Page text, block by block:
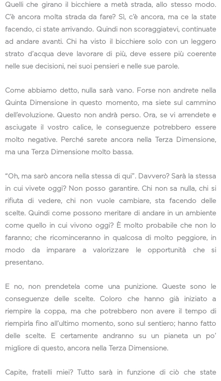
Quelli che girano il bicchiere a metà strada, allo stesso modo.
C’è ancora molta strada da fare? Sì, c’è ancora, ma ce la state
facendo, ci state arrivando. Quindi non scoraggiatevi, continuate
ad andare avanti. Chi ha visto il bicchiere solo con un leggero
strato d’acqua deve lavorare di più, deve essere più coerente
nelle sue decisioni, nei suoi pensieri e nelle sue parole.
Come abbiamo detto, nulla sarà vano. Forse non andrete nella
Quinta Dimensione in questo momento, ma siete sul cammino
dell’evoluzione. Questo non andrà perso. Ora, se vi arrendete e
asciugate il vostro calice, le conseguenze potrebbero essere
molto negative. Perché sarete ancora nella Terza Dimensione,
ma una Terza Dimensione molto bassa.
“Oh, ma sarò ancora nella stessa di qui”. Davvero? Sarà la stessa
in cui vivete oggi? Non posso garantire. Chi non sa nulla, chi si
rifiuta di vedere, chi non vuole cambiare, sta facendo delle
scelte. Quindi come possono meritare di andare in un ambiente
come quello in cui vivono oggi? È molto probabile che non lo
faranno; che ricominceranno in qualcosa di molto peggiore, in
modo da imparare a valorizzare le opportunità che si
presentano.
E no, non prendetela come una punizione. Queste sono le
conseguenze delle scelte. Coloro che hanno già iniziato a
riempire la coppa, ma che potrebbero non avere il tempo di
riempirla fino all’ultimo momento, sono sul sentiero; hanno fatto
delle scelte. E certamente andranno su un pianeta un po’
migliore di questo, ancora nella Terza Dimensione.
Capite, fratelli miei? Tutto sarà in funzione di ciò che state